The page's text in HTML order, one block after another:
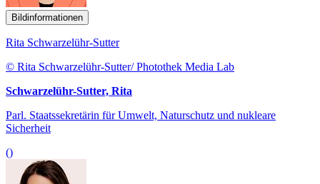
Bildinformationen
Rita Schwarzelühr-Sutter
© Rita Schwarzelühr-Sutter/ Photothek Media Lab
Schwarzelühr-Sutter, Rita
Parl. Staatssekretärin für Umwelt, Naturschutz und nukleare
Sicherheit
()